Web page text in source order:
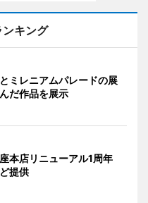
キング
ミレニアムパレードの展
だ作品を展示
本店リニューアル1周年
提供